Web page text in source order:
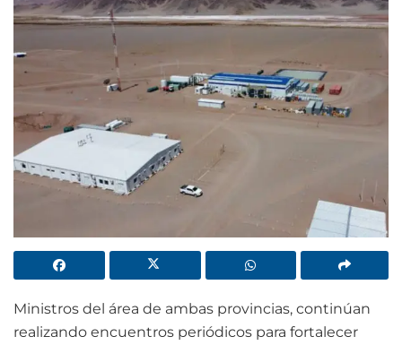
Ministros del área de ambas provincias, continúan
realizando encuentros periódicos para fortalecer